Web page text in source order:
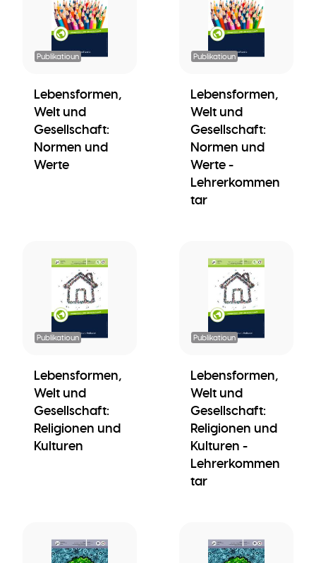
Publikatioun
Lebensformen,
Welt und
Gesellschaft:
Normen und
Werte
Publikatioun
Lebensformen,
Welt und
Gesellschaft:
Normen und
Werte -
Lehrerkommen
tar
Publikatioun
Lebensformen,
Welt und
Gesellschaft:
Religionen und
Kulturen
Publikatioun
Lebensformen,
Welt und
Gesellschaft:
Religionen und
Kulturen -
Lehrerkommen
tar